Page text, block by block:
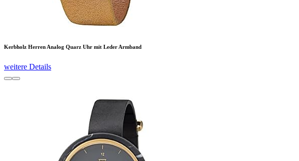
Kerbholz Herren Analog Quarz Uhr mit Leder Armband
weitere Details